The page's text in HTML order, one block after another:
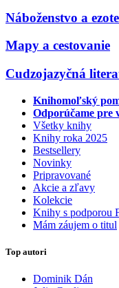
Náboženstvo a
Mapy a cestovanie
Cudzojazyčná
Knihomoľský
Odporúčame pre
Všetky knihy
Knihy roka 2025
Bestsellery
Novinky
Pripravované
Akcie a zľavy
Kolekcie
Knihy s podporou
Mám záujem o titul
Top autori
Dominik Dán